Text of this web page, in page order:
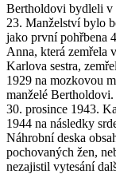
Bertholdovi bydleli v
23. Manželství bylo
jako první pohřbena
Anna, která zemřela
Karlova sestra,
1929 na mozkovou
manželé
30. prosince 1943.
1944 na následky
Náhrobní deska
pochovaných žen,
nezajistil vytesání